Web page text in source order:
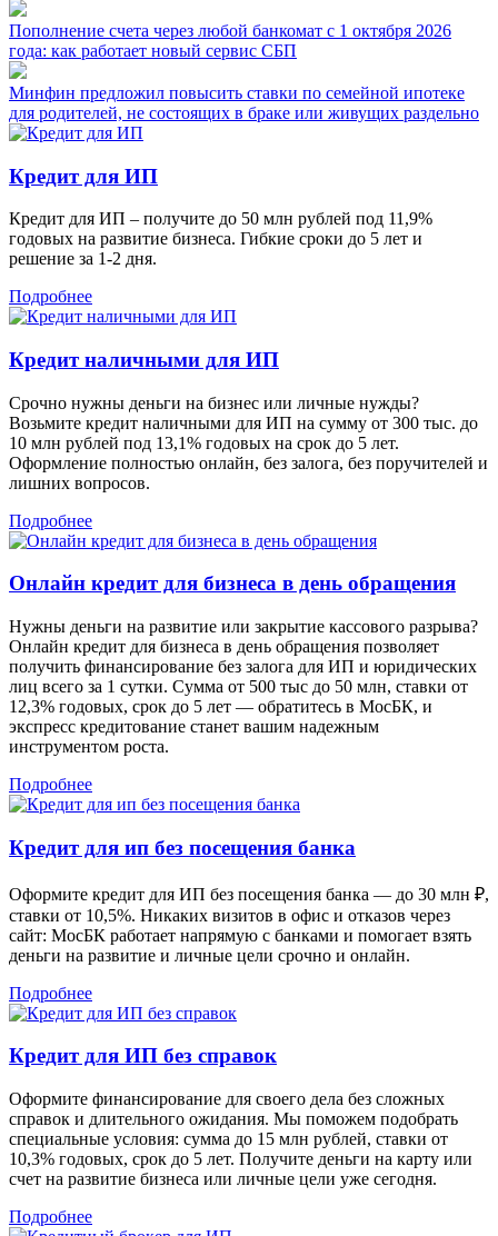
Пополнение счета через любой банкомат с 1 октября 2026
года: как работает новый сервис СБП
Минфин предложил повысить ставки по семейной ипотеке
для родителей, не состоящих в браке или живущих раздельно
Кредит для ИП
Кредит для ИП – получите до 50 млн рублей под 11,9%
годовых на развитие бизнеса. Гибкие сроки до 5 лет и
решение за 1-2 дня.
Подробнее
Кредит наличными для ИП
Срочно нужны деньги на бизнес или личные нужды?
Возьмите кредит наличными для ИП на сумму от 300 тыс. до
10 млн рублей под 13,1% годовых на срок до 5 лет.
Оформление полностью онлайн, без залога, без поручителей и
лишних вопросов.
Подробнее
Онлайн кредит для бизнеса в день обращения
Нужны деньги на развитие или закрытие кассового разрыва?
Онлайн кредит для бизнеса в день обращения позволяет
получить финансирование без залога для ИП и юридических
лиц всего за 1 сутки. Сумма от 500 тыс до 50 млн, ставки от
12,3% годовых, срок до 5 лет — обратитесь в МосБК, и
экспресс кредитование станет вашим надежным
инструментом роста.
Подробнее
Кредит для ип без посещения банка
Оформите кредит для ИП без посещения банка — до 30 млн ₽,
ставки от 10,5%. Никаких визитов в офис и отказов через
сайт: МосБК работает напрямую с банками и помогает взять
деньги на развитие и личные цели срочно и онлайн.
Подробнее
Кредит для ИП без справок
Оформите финансирование для своего дела без сложных
справок и длительного ожидания. Мы поможем подобрать
специальные условия: сумма до 15 млн рублей, ставки от
10,3% годовых, срок до 5 лет. Получите деньги на карту или
счет на развитие бизнеса или личные цели уже сегодня.
Подробнее